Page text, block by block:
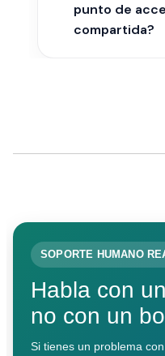
punto de
compartida?
SOPORTE HUMANO
Habla con
no con un
Si tienes un problema